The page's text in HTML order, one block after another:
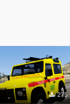
275